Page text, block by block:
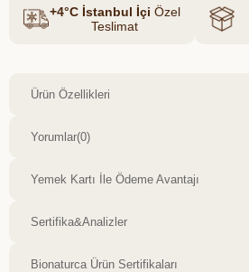
+4°C İstanbul İçi Özel
Teslimat
Ürün Özellikleri
Yorumlar(0)
Yemek Kartı İle Ödeme Avantajı
Sertifika&Analizler
Bionaturca Ürün Sertifikaları